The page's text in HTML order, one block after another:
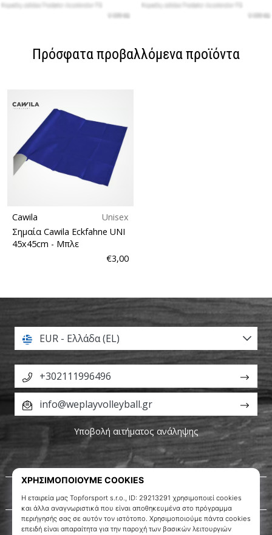
Πρόσφατα προβαλλόμενα προϊόντα
Cawila
Unisex
Σημαία Cawila Eckfahne UNI
45x45cm - Μπλε
€3,00
Σχετικά μ' εμάς
Εξυπηρέτηση πελατών
EUR - Ελλάδα (EL)
+302111996496
info@weplayvolleyball.gr
Υποβολή αιτήματος ανάληψης